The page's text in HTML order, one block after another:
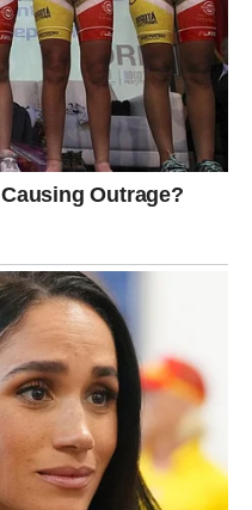
izbore
odluke imati
obeshrabre. Kada
ostali dosljedni svojim
se baš onako kako
kakav ste dugo